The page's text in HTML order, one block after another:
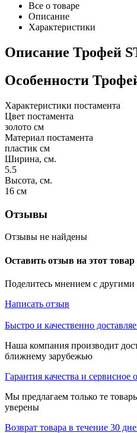
Все о товаре
Описание
Характеристики
Описание Трофей
Особенности
Характеристики постамента
Цвет постамента
золото см
Материал постамента
пластик см
Ширина, см.
5.5
Высота, см.
16 см
Отзывы
Отзывы не найдены
Оставить отзыв на этот товар
Поделитесь мнением с другими
Написать отзыв
Быстро и качественно
Наша компания производит
ближнему зарубежью
Гарантия качества и сервисное
Мы предлагаем только те
уверены
Возврат товара в течение 30